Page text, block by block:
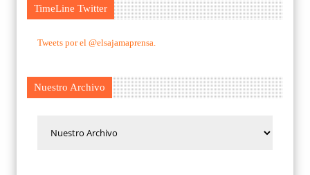
TimeLine Twitter
Tweets por el @elsajamaprensa.
Nuestro Archivo